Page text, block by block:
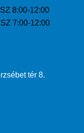
8:00-12:00
7:00-12:00
tér 8.